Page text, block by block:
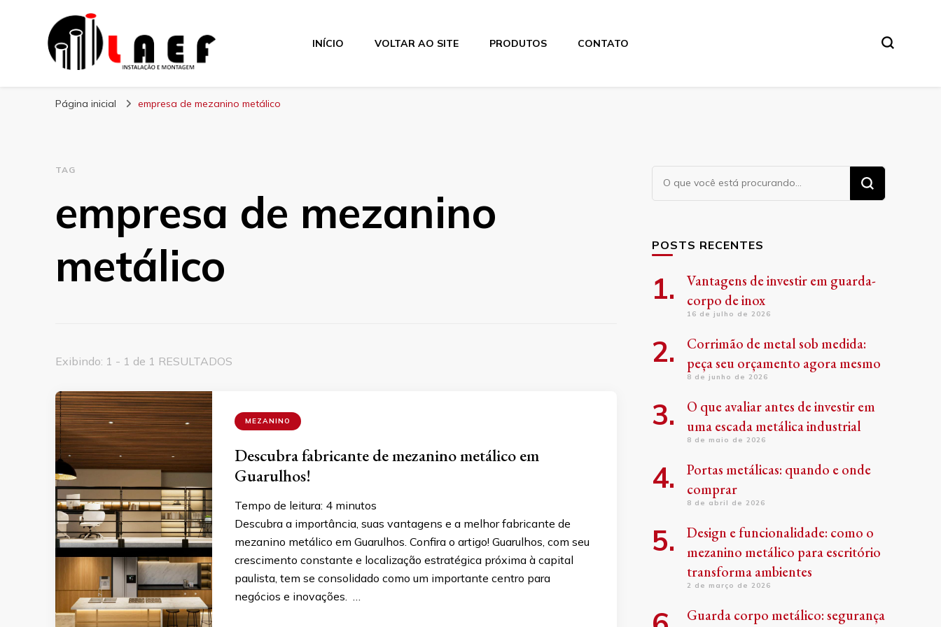
Laef
INÍCIO VOLTAR AO SITE PRODUTOS CONTATO
Página inicial empresa de mezanino metálico
TAG
empresa de mezanino
metálico
Exibindo: 1 - 1 de 1 RESULTADOS
MEZANINO
Descubra fabricante de mezanino metálico em
Guarulhos!
Tempo de leitura: 4 minutos
Descubra a importância, suas vantagens e a melhor fabricante de
mezanino metálico em Guarulhos. Confira o artigo! Guarulhos, com seu
crescimento constante e localização estratégica próxima à capital
paulista, tem se consolidado como um importante centro para
negócios e inovações. …
Procurando
algo?
POSTS RECENTES
Vantagens de investir em guarda-
corpo de inox
16 de julho de 2026
Corrimão de metal sob medida:
peça seu orçamento agora mesmo
8 de junho de 2026
O que avaliar antes de investir em
uma escada metálica industrial
8 de maio de 2026
Portas metálicas: quando e onde
comprar
8 de abril de 2026
Design e funcionalidade: como o
mezanino metálico para escritório
transforma ambientes
2 de março de 2026
Guarda corpo metálico: segurança